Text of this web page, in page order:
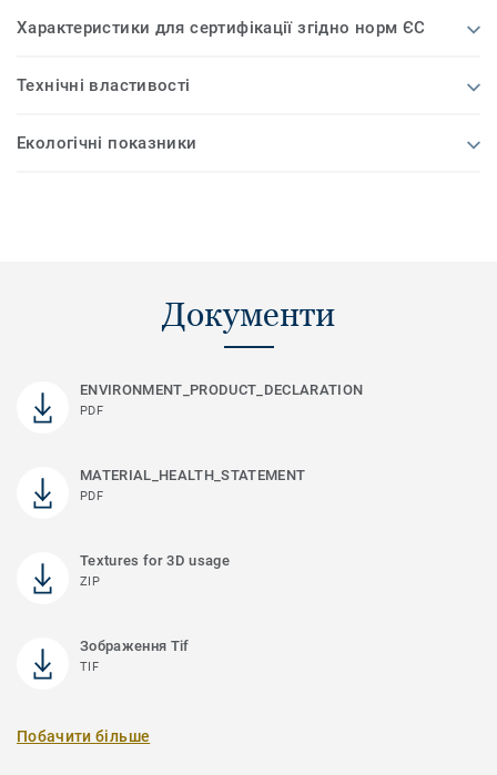
Характеристики для сертифікації згідно норм ЄС
Технічні властивості
Екологічні показники
Документи
ENVIRONMENT_PRODUCT_DECLARATION
PDF
MATERIAL_HEALTH_STATEMENT
PDF
Textures for 3D usage
ZIP
Зображення Tif
TIF
Побачити більше